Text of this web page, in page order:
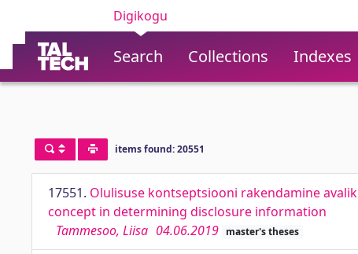
Digikogu
Search Collections Indexes
items found: 20551
17551. Olulisuse kontseptsiooni rakendamine
concept in determining disclosure information
Tammesoo, Liisa 04.06.2019 master's theses